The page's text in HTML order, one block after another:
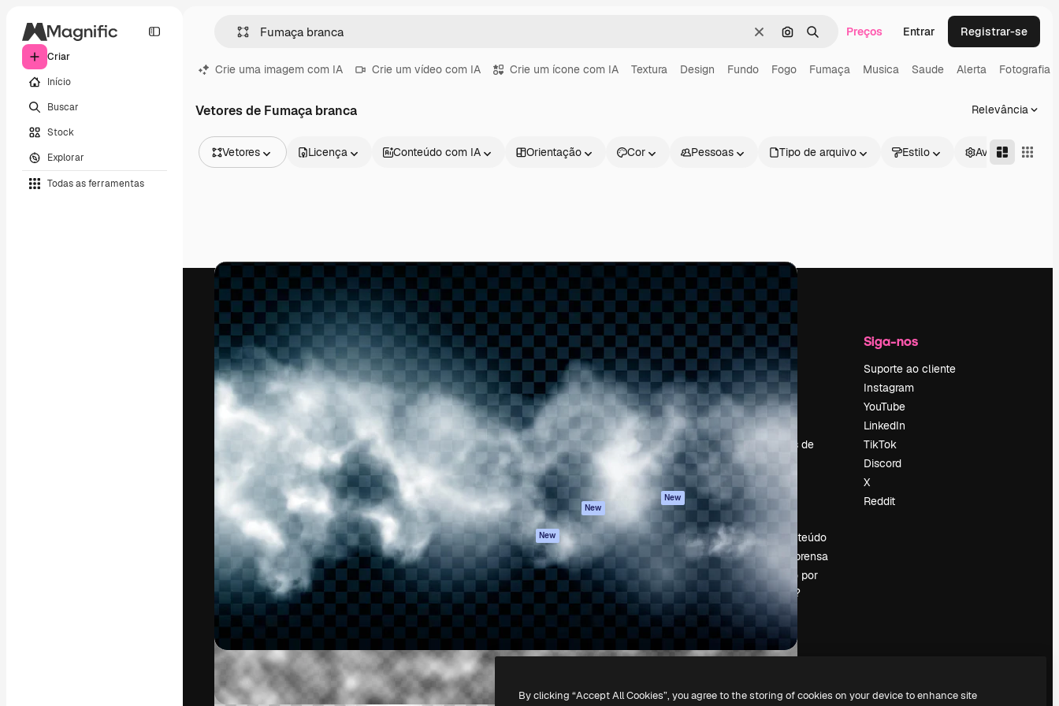
Criar
Início
Buscar
Stock
Explorar
Todas as ferramentas
LimparPesquisar por imagem
BuscarPreços Entrar Registrar-se
Crie uma imagem com IA Crie um vídeo com IA Crie um ícone com IA Textura Design Fundo Fogo Fumaça Musica Saude Alerta Fotografia
Vetores de Fumaça branca Relevância
Vetores
Vídeos
Clipes de vídeo
Animações
Ícones
Modelos 3D
Fontes
Licença Conteúdo com IA Orientação Cor Pessoas Tipo de arquivo Estilo Avançado
A plataforma criativa para você direcionar
seu melhor trabalho. Mais de 1 milhão de
assinantes entre criativos, empresas,
agências e estúdios.
Português
Produtos
Spaces
Assistente de IA
Gerador de
imagens
Gerador de vídeos
Texto para voz
Conteúdo de stock
MCP para
Claude/ChatGPT
New
Agentes New
API
App móvel
Todas as
Começar
Academy
Documentação
Atendimento
Termos e
condições
Política de
privacidade
Originais
New
Política de cookies
Central de
confiabilidade
Afiliados
Empresas
Empresa
Preços
Reviews
Emprego
Tendências de
pesquisa
Eventos
Vender conteúdo
Sala de imprensa
Procurando por
magnific.ai?
Siga-nos
Suporte ao cliente
Instagram
YouTube
LinkedIn
TikTok
Discord
X
Reddit
Copyright © 2010- 2026 Freepik Company S.L.U. Todos os direitos reservados.
By clicking “Accept All Cookies”, you agree to the storing of cookies on your device to enhance site